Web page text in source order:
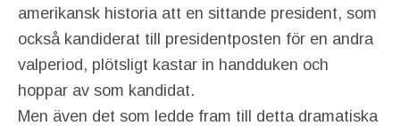
amerikansk historia att en sittande president, som
också kandiderat till presidentposten för en andra
valperiod, plötsligt kastar in handduken och
hoppar av som kandidat.
Men även det som ledde fram till detta dramatiska